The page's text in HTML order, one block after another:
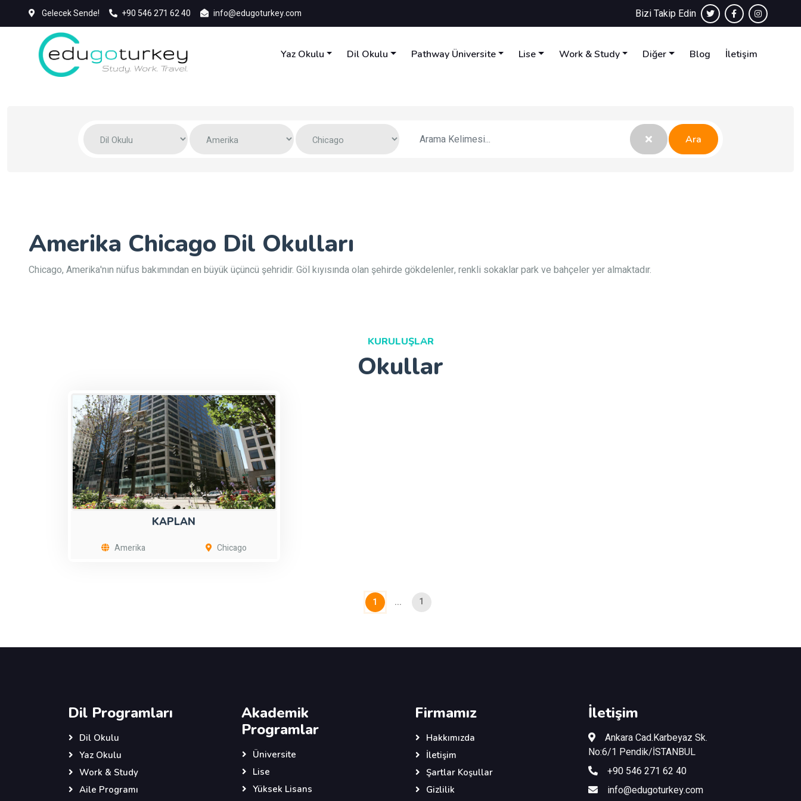
Gelecek Sende! +90 546 271 62 40 info@edugoturkey.com Bizi Takip Edin
Yaz Okulu Dil Okulu Pathway Üniversite Lise Work & Study Diğer Blog İletişim
Ara
Amerika Chicago Dil Okulları
Chicago, Amerika'nın nüfus bakımından en büyük üçüncü şehridir. Göl kıyısında olan şehirde gökdelenler, renkli sokaklar park ve bahçeler yer almaktadır.
KURULUŞLAR
Okullar
KAPLAN
Amerika Chicago
1 ... 1
Dil Programları
Dil Okulu
Yaz Okulu
Work & Study
Aile Programı
Akademik
Programlar
Üniversite
Lise
Yüksek Lisans
Firmamız
Hakkımızda
İletişim
Şartlar Koşullar
Gizlilik
İletişim
Ankara Cad.Karbeyaz Sk.
No:6/1 Pendik/İSTANBUL
+90 546 271 62 40
info@edugoturkey.com